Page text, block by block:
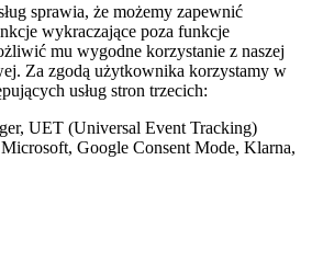
sprawia, że możemy zapewnić
wykraczające poza funkcje
mu wygodne korzystanie z naszej
Za zgodą użytkownika korzystamy w
usług stron trzecich:
UET (Universal Event Tracking)
Google Consent Mode, Klarna,